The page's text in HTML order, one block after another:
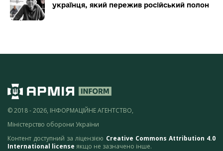
українця, який пережив російський полон
© 2018 - 2026, ІНФОРМАЦІЙНЕ АГЕНТСТВО,
Міністерство оборони України
Контент доступний за ліцензією Creative Commons Attribution 4.0
International license якщо не зазначено інше.